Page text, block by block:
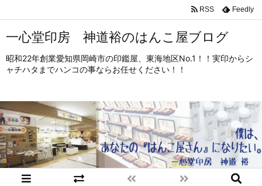
一心堂印房 神道裕のはんこ屋ブログ
昭和22年創業愛知県岡崎市の印鑑屋、東海地区No.1！！実印からシ
ャチハタまでハンコの事ならお任せください！！
RSS Feedly